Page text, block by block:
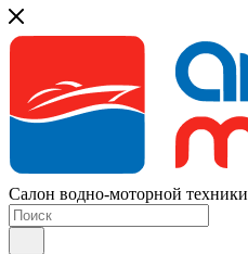
Салон водно-моторной техники